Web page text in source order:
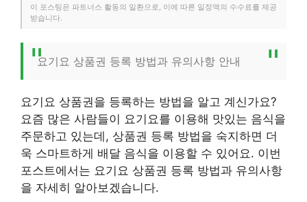
이 포스팅은 파트너스 활동의 일환으로, 이에 따른 일정액의 수수료를 제공
받습니다.
요기요 상품권 등록 방법과 유의사항 안내
요기요 상품권을 등록하는 방법을 알고 계신가요?
요즘 많은 사람들이 요기요를 이용해 맛있는 음식을
주문하고 있는데, 상품권 등록 방법을 숙지하면 더
욱 스마트하게 배달 음식을 이용할 수 있어요. 이번
포스트에서는 요기요 상품권 등록 방법과 유의사항
을 자세히 알아보겠습니다.